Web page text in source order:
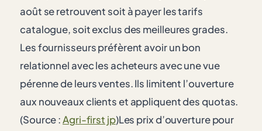
août se retrouvent soit à payer les tarifs
catalogue, soit exclus des meilleures grades.
Les fournisseurs préfèrent avoir un bon
relationnel avec les acheteurs avec une vue
pérenne de leurs ventes. Ils limitent l’ouverture
aux nouveaux clients et appliquent des quotas.
(Source :Agri-first jp)Les prix d’ouverture pour